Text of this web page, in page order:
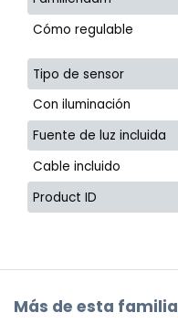
Cómo regulable
Tipo de sensor
Con iluminación
Fuente de luz incluida
Cable incluido
Product ID
Más de esta familia